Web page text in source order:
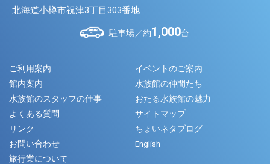
北海道小樽市祝津3丁目303番地
駐車場／約1,000台
ご利用案内
イベントのご案内
館内案内
水族館の仲間たち
水族館のスタッフの仕事
おたる水族館の魅力
よくある質問
サイトマップ
リンク
ちょいネタブログ
お問い合わせ
English
旅行業について